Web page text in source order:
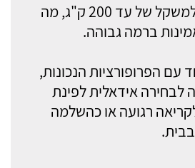
הכורסה מתאימה למשקל של עד 200 ק"ג, מה
ברמה גבוהה.
עם הפרופורציות הנכונות,
לבחירה אידאלית לפינת
רגועה או כהשלמה